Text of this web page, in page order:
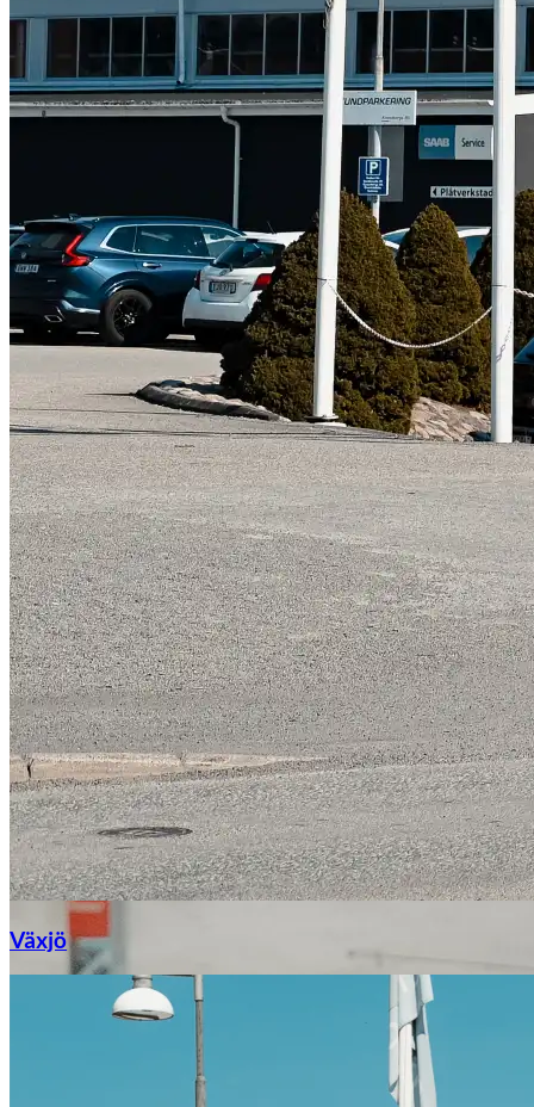
Växjö